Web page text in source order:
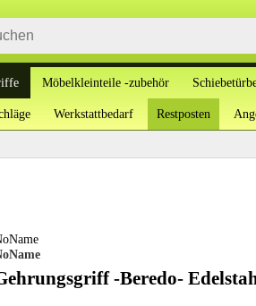
Möbelkleinteile -zubehör
Werkstattbedarf Restposten
-Beredo-